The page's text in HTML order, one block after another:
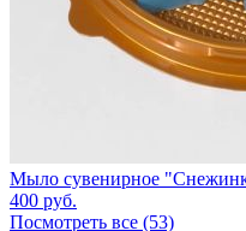
Мыло сувенирное
400 руб.
Посмотреть все (53)